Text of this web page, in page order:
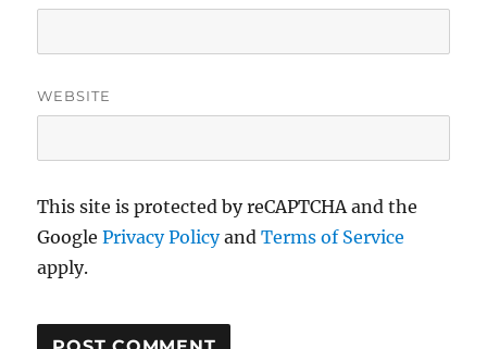
WEBSITE
This site is protected by reCAPTCHA and the
GooglePrivacy PolicyandTerms of Service
apply.